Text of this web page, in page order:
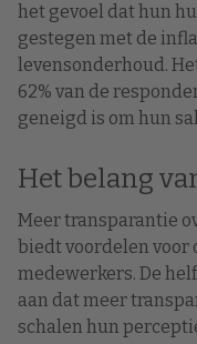
het gevoel dat hun
gestegen met de
levensonderhoud.
62% van de
geneigd is om hun
Het belang
Meer transparantie
biedt voordelen voor
medewerkers. De
aan dat meer
schalen hun